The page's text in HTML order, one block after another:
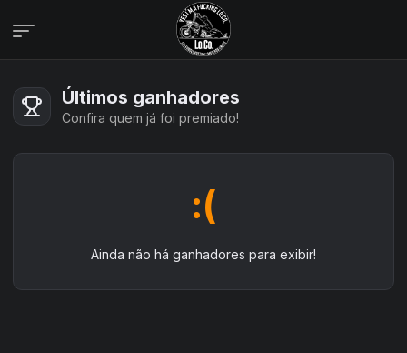
Campanhas
Veja todas as campanhas disponíveis
Consultar pedidos
Últimos ganhadores
Confira quem já foi premiado!
:(
Ainda não há ganhadores para exibir!